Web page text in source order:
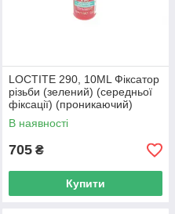
LOCTITE 290, 10ML Фіксатор
різьби (зелений) (середньої
фіксації) (проникаючий)
HENKEL 142567 UA62
В наявності
705 ₴
Купити